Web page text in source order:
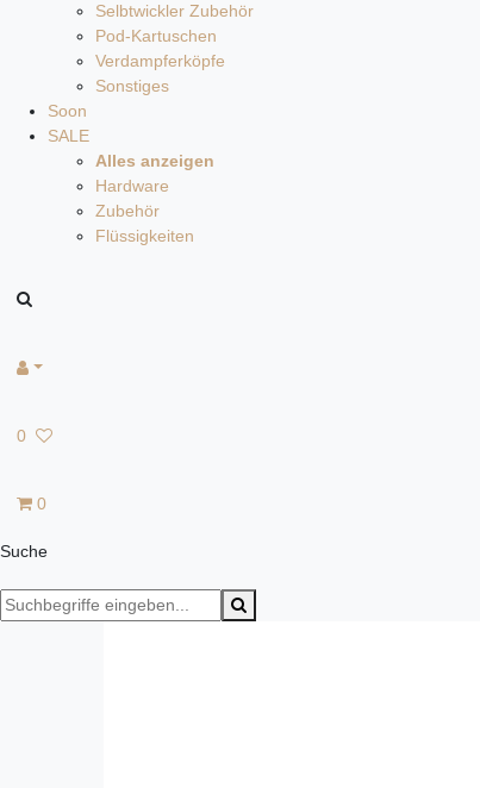
Selbtwickler Zubehör
Pod-Kartuschen
Verdampferköpfe
Sonstiges
Soon
SALE
Alles anzeigen
Hardware
Zubehör
Flüssigkeiten
0
0
Suche